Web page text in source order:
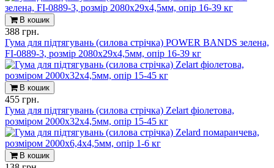
В кошик
388 грн.
Гума для підтягувань (силова стрічка) POWER BANDS зелена,
FI-0889-3, розмір 2080x29x4,5мм, опір 16-39 кг
В кошик
455 грн.
Гума для підтягувань (силова стрічка) Zelart фіолетова,
розміром 2000x32x4,5мм, опір 15-45 кг
В кошик